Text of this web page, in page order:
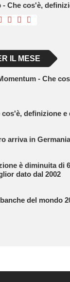
- Che cos'è,
IL MESE
- Che
cos'è, definizione e
arriva in Germania
è diminuita di
dato dal 2002
del mondo